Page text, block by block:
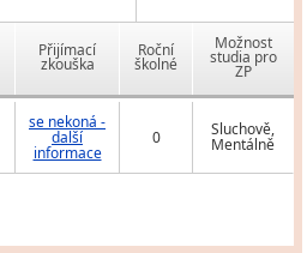
Přijímací
zkouška
Roční
školné
Možnost
studia pro
ZP
se nekoná -
další
informace
0 Sluchově,
Mentálně